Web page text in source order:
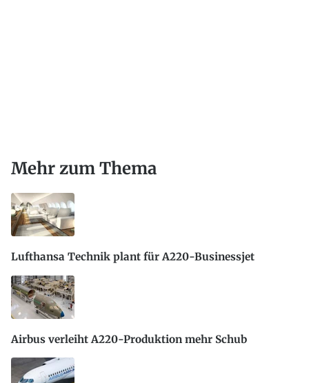
Mehr zum Thema
Lufthansa Technik plant für A220-Businessjet
Airbus verleiht A220-Produktion mehr Schub